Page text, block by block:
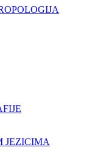
JEZICIMA